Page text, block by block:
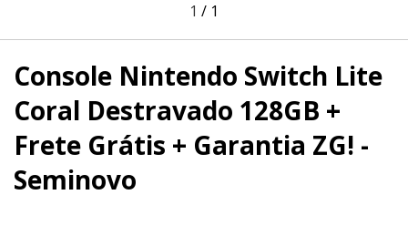
1 / 1
Console Nintendo Switch Lite
Coral Destravado 128GB +
Frete Grátis + Garantia ZG! -
Seminovo